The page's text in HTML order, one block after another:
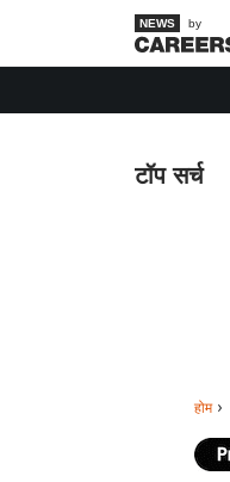
by
टॉप सर्च
होम